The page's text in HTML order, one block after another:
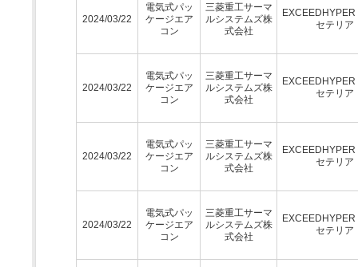
2024/03/22
電気式パッ
ケージエア
コン
三菱重工サーマ
ルシステムズ株
式会社
EXCEEDHYPER
セテリア
2024/03/22
電気式パッ
ケージエア
コン
三菱重工サーマ
ルシステムズ株
式会社
EXCEEDHYPER
セテリア
2024/03/22
電気式パッ
ケージエア
コン
三菱重工サーマ
ルシステムズ株
式会社
EXCEEDHYPER
セテリア
2024/03/22
電気式パッ
ケージエア
コン
三菱重工サーマ
ルシステムズ株
式会社
EXCEEDHYPER
セテリア